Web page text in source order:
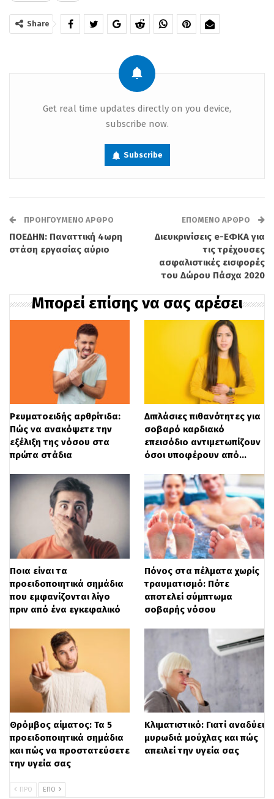
σφραγίστηκαν στην ευρύτερη περιοχή,
αφού μετά από ελέγχους διαπιστώθηκε
συνωστισμός σε καφετέριες και beach
Share
Get real time updates directly on you device,
subscribe now.
Subscribe
ΠΡΟΗΓΟΎΜΕΝΟ ΆΡΘΡΟ
ΠΟΕΔΗΝ: Παναττική 4ωρη
στάση εργασίας αύριο
ΕΠΌΜΕΝΟ ΆΡΘΡΟ
Διευκρινίσεις e-ΕΦΚΑ για
τις τρέχουσες
ασφαλιστικές εισφορές
του Δώρου Πάσχα 2020
Μπορεί επίσης να σας αρέσει
Ρευματοειδής αρθρίτιδα:
Πώς να ανακόψετε την
εξέλιξη της νόσου στα
πρώτα στάδια
Διπλάσιες πιθανότητες για
σοβαρό καρδιακό
επεισόδιο αντιμετωπίζουν
όσοι υποφέρουν από…
Ποια είναι τα
προειδοποιητικά σημάδια
που εμφανίζονται λίγο
πριν από ένα εγκεφαλικό
Πόνος στα πέλματα χωρίς
τραυματισμό: Πότε
αποτελεί σύμπτωμα
σοβαρής νόσου
Θρόμβος αίματος: Τα 5
προειδοποιητικά σημάδια
και πώς να προστατεύσετε
την υγεία σας
Κλιματιστικό: Γιατί αναδύει
μυρωδιά μούχλας και πώς
απειλεί την υγεία σας
ΠΡΟ ΕΠΌ